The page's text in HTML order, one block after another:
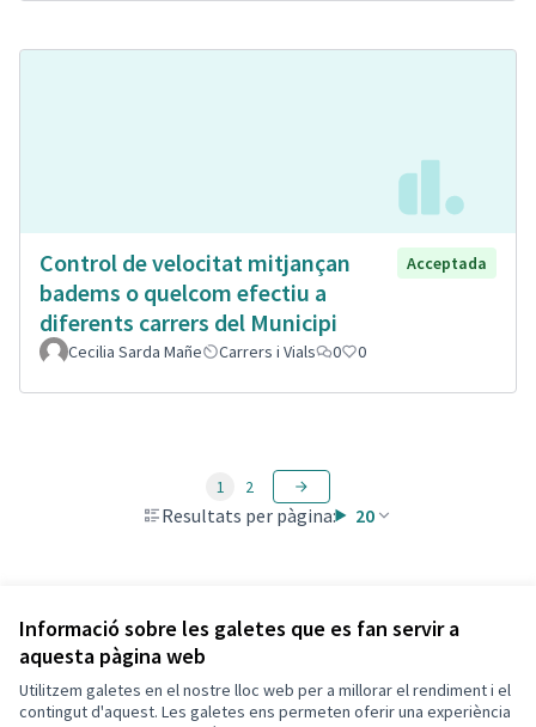
Informació sobre les galetes que es fan servir a
aquesta pàgina web
Utilitzem galetes en el nostre lloc web per a millorar el rendiment i el
contingut d'aquest. Les galetes ens permeten oferir una experiència
Control de velocitat mitjançan
badems o quelcom efectiu a
diferents carrers del Municipi
Acceptada
Cecilia Sarda Mañe Carrers i Vials 0 0
Resultats per pàgina: 20
1 2
Veure totes les propostes retirades
Termes i condicions d'ús
Configuració de les galetes